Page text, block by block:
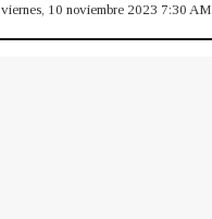
viernes, 10 noviembre 2023 7:30 AM